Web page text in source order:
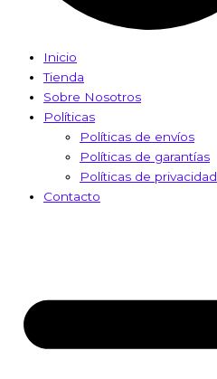
Inicio
Tienda
Sobre Nosotros
Políticas
Políticas de envíos
Políticas de garantías
Políticas de privacidad
Contacto